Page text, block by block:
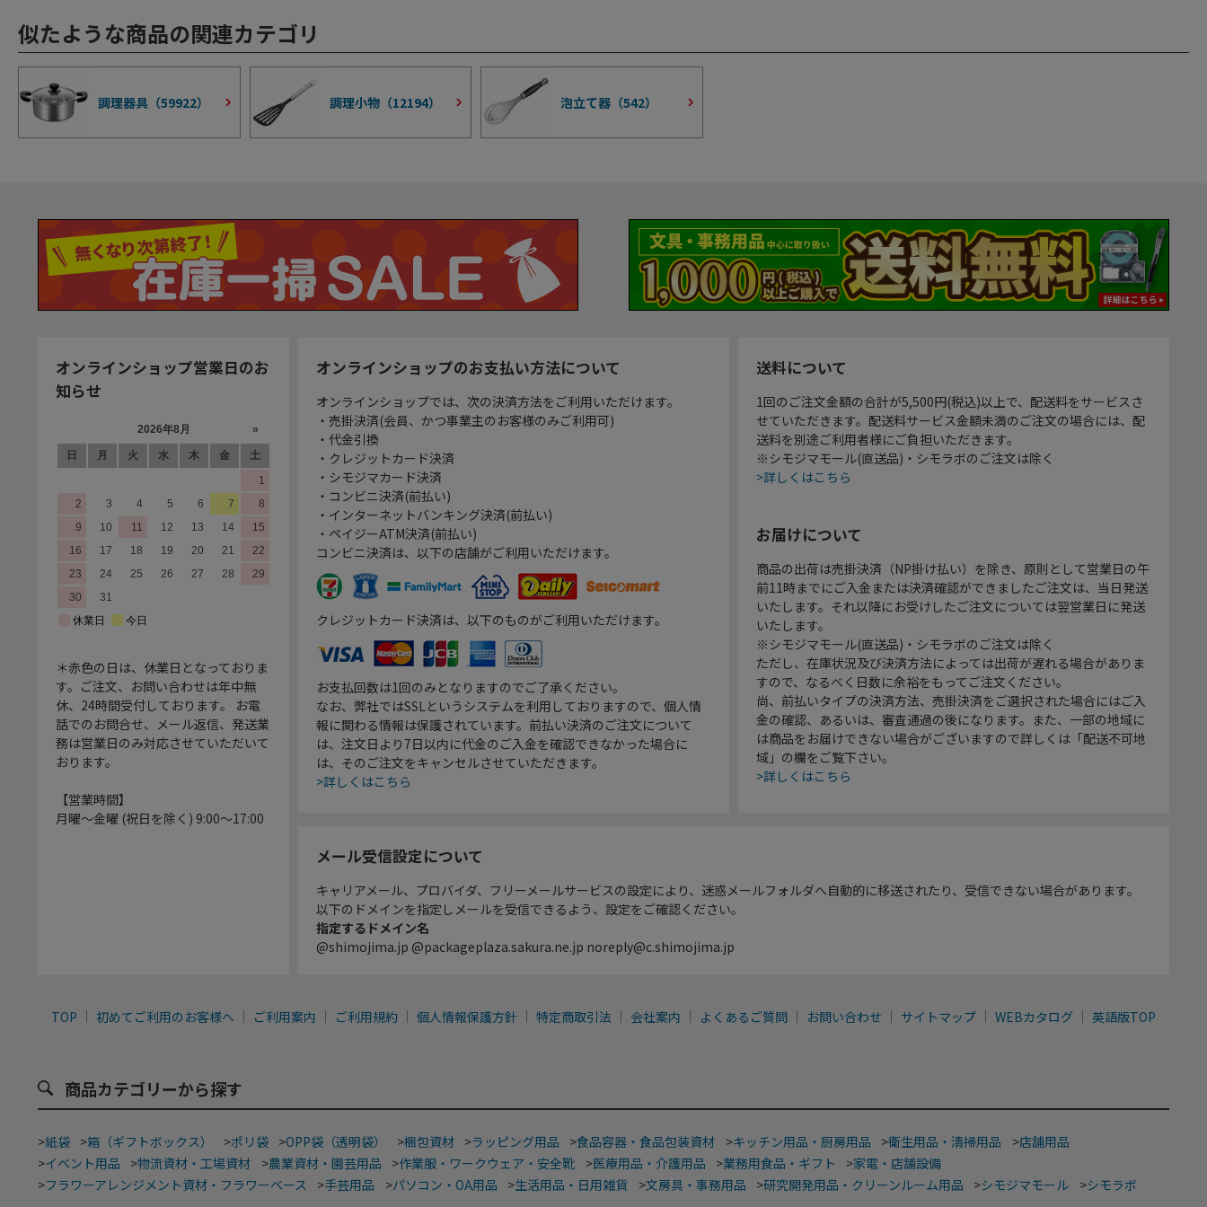
似たような商品の関連カテゴリ
調理器具（59922） 調理小物（12194） 泡立て器（542）
オンラインショップ営業日のお
知らせ
＊赤色の日は、休業日となっておりま
す。ご注文、お問い合わせは年中無
休、24時間受付しております。 お電
話でのお問合せ、メール返信、発送業
務は営業日のみ対応させていただいて
おります。
【営業時間】
月曜～金曜 (祝日を除く) 9:00～17:00
オンラインショップのお支払い方法について
オンラインショップでは、次の決済方法をご利用いただけます。
・売掛決済(会員、かつ事業主のお客様のみご利用可)
・代金引換
・クレジットカード決済
・シモジマカード決済
・コンビニ決済(前払い)
・インターネットバンキング決済(前払い)
・ペイジーATM決済(前払い)
コンビニ決済は、以下の店舗がご利用いただけます。
クレジットカード決済は、以下のものがご利用いただけます。
お支払回数は1回のみとなりますのでご了承ください。
なお、弊社ではSSLというシステムを利用しておりますので、個人情
報に関わる情報は保護されています。前払い決済のご注文について
は、注文日より7日以内に代金のご入金を確認できなかった場合に
は、そのご注文をキャンセルさせていただきます。
>詳しくはこちら
送料について
1回のご注文金額の合計が5,500円(税込)以上で、配送料をサービスさ
せていただきます。配送料サービス金額未満のご注文の場合には、配
送料を別途ご利用者様にご負担いただきます。
※シモジマモール(直送品)・シモラボのご注文は除く
>詳しくはこちら
お届けについて
商品の出荷は売掛決済（NP掛け払い）を除き、原則として営業日の午
前11時までにご入金または決済確認ができましたご注文は、当日発送
いたします。それ以降にお受けしたご注文については翌営業日に発送
いたします。
※シモジマモール(直送品)・シモラボのご注文は除く
ただし、在庫状況及び決済方法によっては出荷が遅れる場合がありま
すので、なるべく日数に余裕をもってご注文ください。
尚、前払いタイプの決済方法、売掛決済をご選択された場合にはご入
金の確認、あるいは、審査通過の後になります。また、一部の地域に
は商品をお届けできない場合がございますので詳しくは「配送不可地
域」の欄をご覧下さい。
>詳しくはこちら
メール受信設定について
キャリアメール、プロバイダ、フリーメールサービスの設定により、迷惑メールフォルダへ自動的に移送されたり、受信できない場合があります。
以下のドメインを指定しメールを受信できるよう、設定をご確認ください。
指定するドメイン名
@shimojima.jp @packageplaza.sakura.ne.jp noreply@c.shimojima.jp
TOP 初めてご利用のお客様へ ご利用案内 ご利用規約 個人情報保護方針 特定商取引法 会社案内 よくあるご質問 お問い合わせ サイトマップ WEBカタログ 英語版TOP
商品カテゴリーから探す
>紙袋 >箱（ギフトボックス） >ポリ袋 >OPP袋（透明袋） >梱包資材 >ラッピング用品 >食品容器・食品包装資材 >キッチン用品・厨房用品 >衛生用品・清掃用品 >店舗用品
>イベント用品 >物流資材・工場資材 >農業資材・園芸用品 >作業服・ワークウェア・安全靴 >医療用品・介護用品 >業務用食品・ギフト >家電・店舗設備
>フラワーアレンジメント資材・フラワーベース >手芸用品 >パソコン・OA用品 >生活用品・日用雑貨 >文房具・事務用品 >研究開発用品・クリーンルーム用品 >シモジマモール >シモラボ